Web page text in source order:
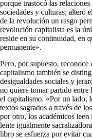
porque trastocó las
sociedades y culturas; alteró
de la revolución un rasgo
revolución capitalista es la
reside en su continuidad, en
permanente».
Pero, por supuesto,
capitalismo también se
desigualdades sociales y
no quiere tomar partido entre
el capitalismo. «Por un lado,
textos sagrados a través de
por otro, los académicos
lente igualmente
libro se esfuerza por evitar